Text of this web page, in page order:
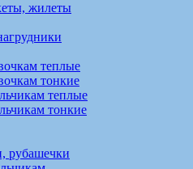
жилеты
теплые
тонкие
теплые
тонкие
рубашечки